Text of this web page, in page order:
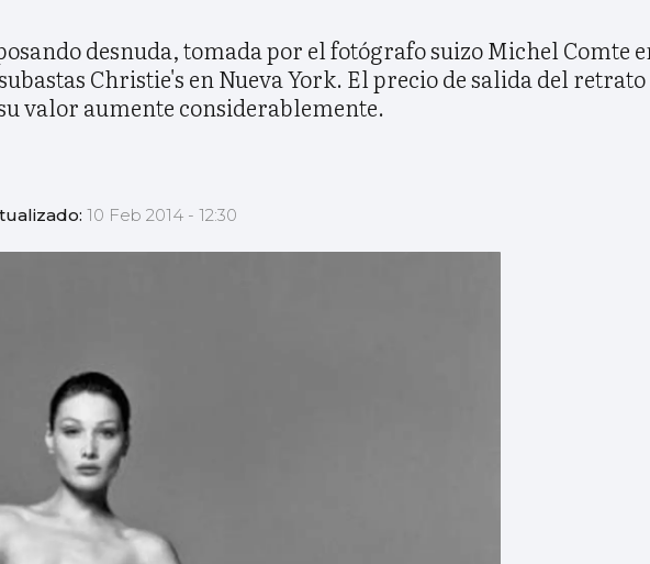
desnuda, tomada por el fotógrafo suizo Michel Comte
Christie's en Nueva York. El precio de salida del
valor aumente considerablemente.
10 Feb 2014 - 12:30